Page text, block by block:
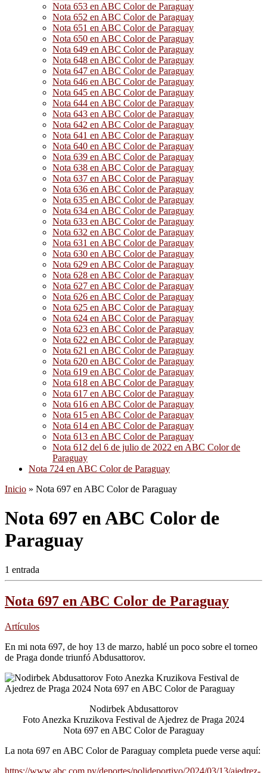
Nota 653 en ABC Color de Paraguay
Nota 652 en ABC Color de Paraguay
Nota 651 en ABC Color de Paraguay
Nota 650 en ABC Color de Paraguay
Nota 649 en ABC Color de Paraguay
Nota 648 en ABC Color de Paraguay
Nota 647 en ABC Color de Paraguay
Nota 646 en ABC Color de Paraguay
Nota 645 en ABC Color de Paraguay
Nota 644 en ABC Color de Paraguay
Nota 643 en ABC Color de Paraguay
Nota 642 en ABC Color de Paraguay
Nota 641 en ABC Color de Paraguay
Nota 640 en ABC Color de Paraguay
Nota 639 en ABC Color de Paraguay
Nota 638 en ABC Color de Paraguay
Nota 637 en ABC Color de Paraguay
Nota 636 en ABC Color de Paraguay
Nota 635 en ABC Color de Paraguay
Nota 634 en ABC Color de Paraguay
Nota 633 en ABC Color de Paraguay
Nota 632 en ABC Color de Paraguay
Nota 631 en ABC Color de Paraguay
Nota 630 en ABC Color de Paraguay
Nota 629 en ABC Color de Paraguay
Nota 628 en ABC Color de Paraguay
Nota 627 en ABC Color de Paraguay
Nota 626 en ABC Color de Paraguay
Nota 625 en ABC Color de Paraguay
Nota 624 en ABC Color de Paraguay
Nota 623 en ABC Color de Paraguay
Nota 622 en ABC Color de Paraguay
Nota 621 en ABC Color de Paraguay
Nota 620 en ABC Color de Paraguay
Nota 619 en ABC Color de Paraguay
Nota 618 en ABC Color de Paraguay
Nota 617 en ABC Color de Paraguay
Nota 616 en ABC Color de Paraguay
Nota 615 en ABC Color de Paraguay
Nota 614 en ABC Color de Paraguay
Nota 613 en ABC Color de Paraguay
Nota 612 del 6 de julio de 2022 en ABC Color de
Paraguay
Nota 724 en ABC Color de Paraguay
Inicio » Nota 697 en ABC Color de Paraguay
Nota 697 en ABC Color de
Paraguay
1 entrada
Nota 697 en ABC Color de Paraguay
Artículos
En mi nota 697, de hoy 13 de marzo, hablé un poco sobre el torneo
de Praga donde triunfó Abdusattorov.
Nodirbek Abdusattorov
Foto Anezka Kruzikova Festival de Ajedrez de Praga 2024
Nota 697 en ABC Color de Paraguay
La nota 697 en ABC Color de Paraguay completa puede verse aquí:
https://www.abc.com.py/deportes/polideportivo/2024/03/13/ajedrez-